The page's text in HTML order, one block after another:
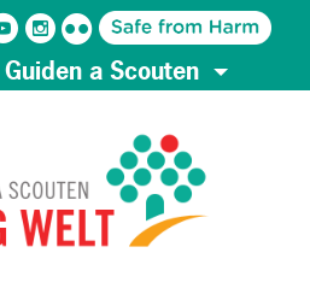
a Scouten